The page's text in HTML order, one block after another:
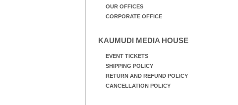
OUR OFFICES
CORPORATE OFFICE
KAUMUDI MEDIA HOUSE
EVENT TICKETS
SHIPPING POLICY
RETURN AND REFUND POLICY
CANCELLATION POLICY